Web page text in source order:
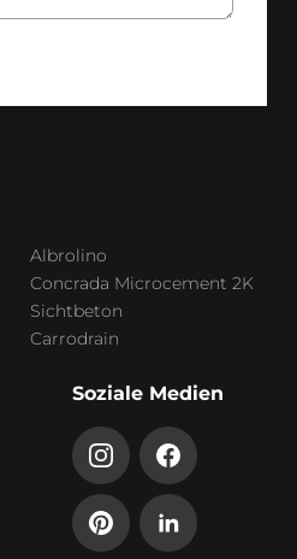
Albrolino
Concrada Microcement 2K
Sichtbeton
Carrodrain
Soziale Medien